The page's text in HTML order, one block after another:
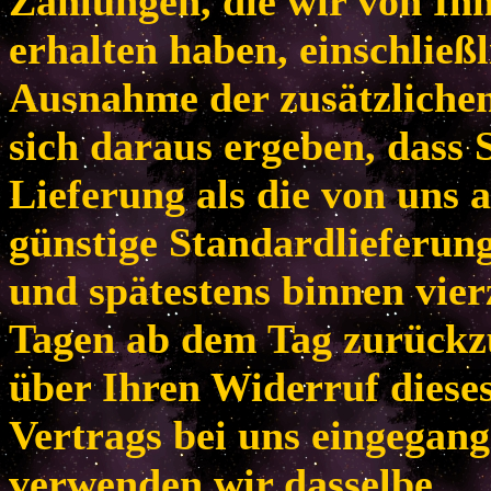
erhalten haben,
Ausnahme der
sich daraus ergeben, dass
Lieferung als die von uns
günstige
und spätestens binnen
Tagen ab dem Tag
über Ihren Widerruf
Vertrags bei uns